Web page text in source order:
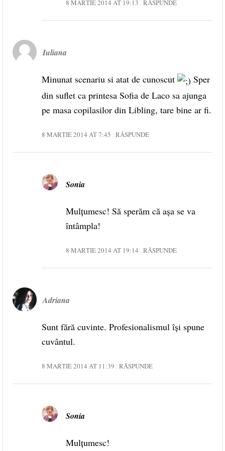
8 MARTIE 2014 AT 19:13 RĂSPUNDE
Iuliana
Minunat scenariu si atat de cunoscut
Sper
din suflet ca printesa Sofia de Laco sa ajunga
pe masa copilasilor din Libling, tare bine ar fi.
8 MARTIE 2014 AT 7:45 RĂSPUNDE
Sonia
Mulțumesc! Să sperăm că așa se va
întâmpla!
8 MARTIE 2014 AT 19:14 RĂSPUNDE
Adriana
Sunt fără cuvinte. Profesionalismul îşi spune
cuvântul.
8 MARTIE 2014 AT 11:39 RĂSPUNDE
Sonia
Mulțumesc!